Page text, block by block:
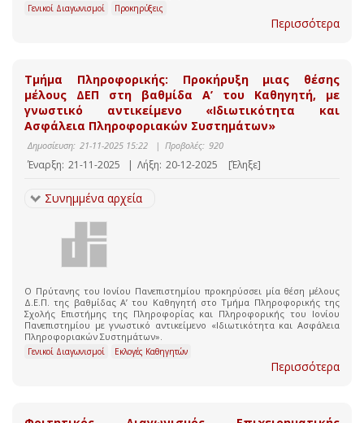
Γενικοί Διαγωνισμοί Προκηρύξεις
Περισσότερα
Τμήμα Πληροφορικής: Προκήρυξη μιας θέσης
μέλους ΔΕΠ στη βαθμίδα Α’ του Καθηγητή, με
γνωστικό αντικείμενο «Ιδιωτικότητα και
Ασφάλεια Πληροφοριακών Συστημάτων»
Δημοσίευση: 21-11-2025 15:22 | Προβολές: 920
Έναρξη: 21-11-2025 | Λήξη: 20-12-2025 [Έληξε]
Συνημμένα αρχεία
O Πρύτανης του Ιονίου Πανεπιστημίου προκηρύσσει μία θέση μέλους
Δ.Ε.Π. της βαθμίδας Α’ του Καθηγητή στο Τμήμα Πληροφορικής της
Σχολής Επιστήμης της Πληροφορίας και Πληροφορικής του Ιονίου
Πανεπιστημίου με γνωστικό αντικείμενο «Ιδιωτικότητα και Ασφάλεια
Πληροφοριακών Συστημάτων».
Γενικοί Διαγωνισμοί Εκλογές Καθηγητών
Περισσότερα